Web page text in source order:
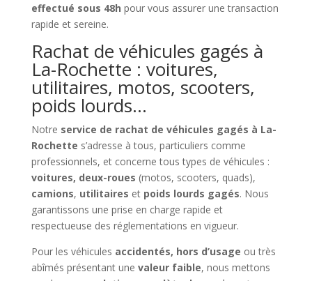
effectué sous 48h pour vous assurer une transaction
rapide et sereine.
Rachat de véhicules gagés à
La-Rochette : voitures,
utilitaires, motos, scooters,
poids lourds…
Notre service de rachat de véhicules gagés à La-
Rochette s’adresse à tous, particuliers comme
professionnels, et concerne tous types de véhicules :
voitures, deux-roues (motos, scooters, quads),
camions, utilitaires et poids lourds gagés. Nous
garantissons une prise en charge rapide et
respectueuse des réglementations en vigueur.
Pour les véhicules accidentés, hors d’usage ou très
abîmés présentant une valeur faible, nous mettons